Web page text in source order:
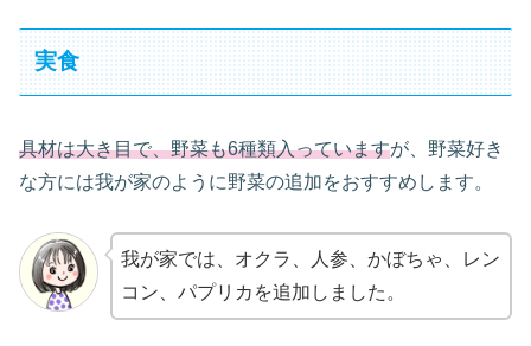
実食
具材は大き目で、野菜も6種類入っていますが、野菜好き
な方には我が家のように野菜の追加をおすすめします。
我が家では、オクラ、人参、かぼちゃ、レン
コン、パプリカを追加しました。